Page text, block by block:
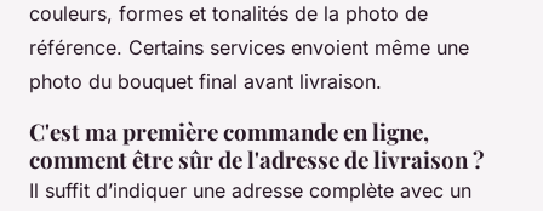
couleurs, formes et tonalités de la photo de
référence. Certains services envoient même une
photo du bouquet final avant livraison.
C'est ma première commande en ligne,
comment être sûr de l'adresse de livraison ?
Il suffit d’indiquer une adresse complète avec un